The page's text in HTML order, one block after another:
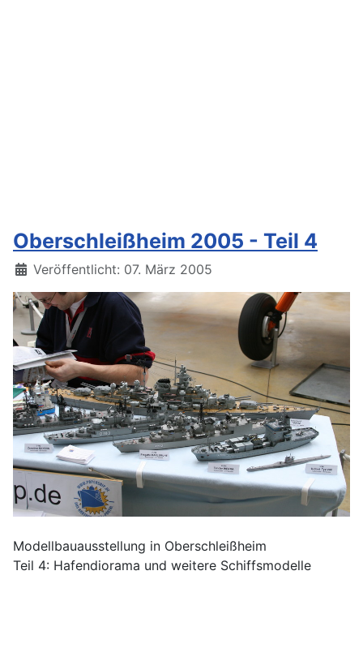
Oberschleißheim 2005 - Teil 4
Details
Veröffentlicht: 07. März 2005
Modellbauausstellung in Oberschleißheim
Teil 4: Hafendiorama und weitere Schiffsmodelle